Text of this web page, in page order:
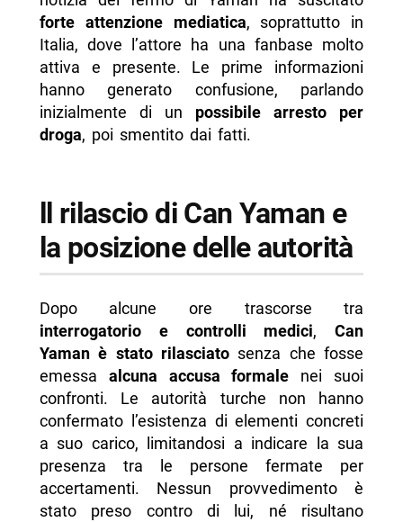
forte attenzione mediatica, soprattutto in
Italia, dove l’attore ha una fanbase molto
attiva e presente. Le prime informazioni
hanno generato confusione, parlando
inizialmente di un possibile arresto per
droga, poi smentito dai fatti.
ll rilascio di Can Yaman e
la posizione delle autorità
Dopo alcune ore trascorse tra
interrogatorio e controlli medici,Can
Yaman è stato rilasciato senza che fosse
emessa alcuna accusa formale nei suoi
confronti. Le autorità turche non hanno
confermato l’esistenza di elementi concreti
a suo carico, limitandosi a indicare la sua
presenza tra le persone fermate per
accertamenti. Nessun provvedimento è
stato preso contro di lui, né risultano